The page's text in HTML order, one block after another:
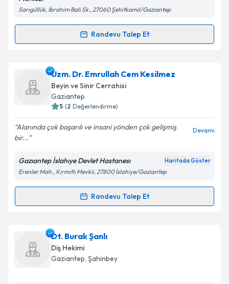
Kişisel verilerimin işlenmesine ilişkinAydınlatma
'ni okudum ve kişisel verilerimin belirtilen
kapsamda işlenmesini kabul ediyorum.
Takvim Talebini Gönder
Sarıgüllük, İbrahim Bali Sk., 27060 Şehitkamil/Gaziantep
Randevu Talep Et
Randevu Takvimi Talebi
Dt. Mustafa Gecekuşuiçin randevu takvimi talebi
oluşturun. Size bu uzmandan randevu almanız için bir
takvim hazırlandığında e-posta ile bilgilendireceğiz.
Kişisel verilerimin işlenmesine ilişkin
Aydınlatma
Metni'ni okudum ve kişisel verilerimin belirtilen
kapsamda işlenmesini kabul ediyorum.
Uzm. Dr. Emrullah Cem Kesilmez
Beyin ve Sinir Cerrahisi
Gaziantep
5 (2 Değerlendirme)
Alanında çok başarılı ve insani yönden çok gelişmiş
bir...
Devamı
Gazıantep İslahıye Devlet Hastanesı Haritada Göster
Erenler Mah., Kırmıtlı Mevkii, 27800 İslahiye/Gaziantep
Randevu Talep Et
Randevu Takvimi Talebi
Uzm. Dr. Emrullah Cem Kesilmez
takvimi talebi oluşturun. Size bu uzmandan randevu
almanız için bir takvim hazırlandığında e-posta ile
bilgilendireceğiz.
Dt. Burak Şanlı
Diş Hekimi
Gaziantep, Şahinbey